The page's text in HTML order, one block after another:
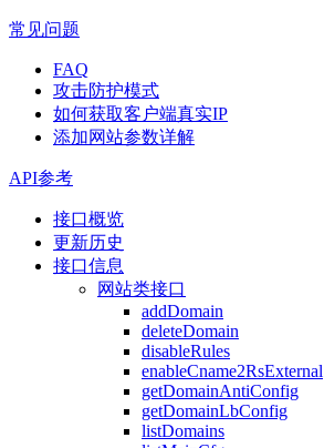
常见问题
FAQ
攻击防护模式
如何获取客户端真实IP
添加网站参数详解
API参考
接口概览
更新历史
接口信息
网站类接口
addDomain
deleteDomain
disableRules
enableCname2RsExternal
getDomainAntiConfig
getDomainLbConfig
listDomains